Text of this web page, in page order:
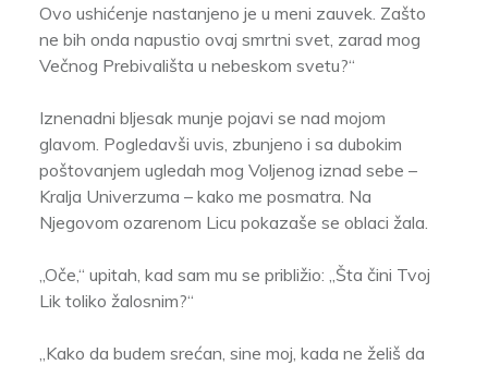
Ovo ushićenje nastanjeno je u meni zauvek. Zašto
ne bih onda napustio ovaj smrtni svet, zarad mog
Večnog Prebivališta u nebeskom svetu?“
Iznenadni bljesak munje pojavi se nad mojom
glavom. Pogledavši uvis, zbunjeno i sa dubokim
poštovanjem ugledah mog Voljenog iznad sebe –
Kralja Univerzuma – kako me posmatra. Na
Njegovom ozarenom Licu pokazaše se oblaci žala.
„Oče,“ upitah, kad sam mu se približio: „Šta čini Tvoj
Lik toliko žalosnim?“
„Kako da budem srećan, sine moj, kada ne želiš da